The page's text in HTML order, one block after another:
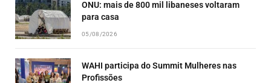
ONU: mais de 800 mil libaneses voltaram
para casa
05/08/2026
WAHI participa do Summit Mulheres nas
Profissões